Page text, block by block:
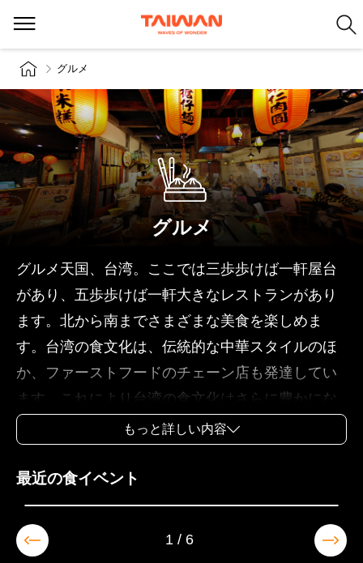
グルメ
グルメ
グルメ天国、台湾。ここでは三歩歩けば一軒屋台
があり、五歩歩けば一軒大きなレストランがあり
ます。北から南までさまざまな美食を楽しめま
す。台湾の食文化は、伝統的な中華スタイルのほ
か、ファーストフードのチェーン店も発達してい
ます。これにより台湾の食文化はさらに豊かにな
っています。また、台湾という場所は世界の文化
次々と登場します。アメリカ料理、イタリア料
理、日本料理、フランス料理など、バラエティに
富んだ食文化を有し、「正真正銘のグルメ天国」
となっています。一方で、台湾独自の郷土料理も
もっと詳しい内容
最近の食イベント
2026 南投世界茶業博覧会
1/6